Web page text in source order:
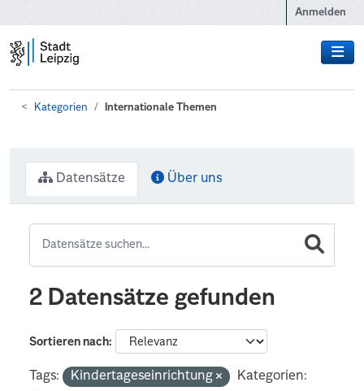
Anmelden
Kategorien Internationale Themen
Datensätze Über uns
2 Datensätze gefunden
Sortieren nach
Tags: Kindertageseinrichtung
Kategorien: